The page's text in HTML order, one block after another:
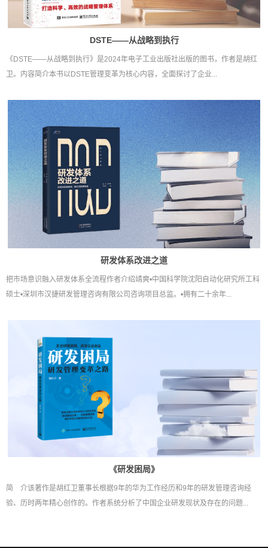
DSTE——从战略到执行
《DSTE——从战略到执行》是2024年电子工业出版社出版的图书，作者是胡红
卫。内容简介本书以DSTE管理变革为核心内容，全面探讨了企业...
研发体系改进之道
把市场意识融入研发体系全流程作者介绍靖爽•中国科学院沈阳自动化研究所工科
硕士•深圳市汉捷研发管理咨询有限公司咨询项目总监。•拥有二十余年...
《研发困局》
简 介该著作是胡红卫董事长根据9年的华为工作经历和9年的研发管理咨询经
验、历时两年精心创作的。作者系统分析了中国企业研发现状及存在的问题...